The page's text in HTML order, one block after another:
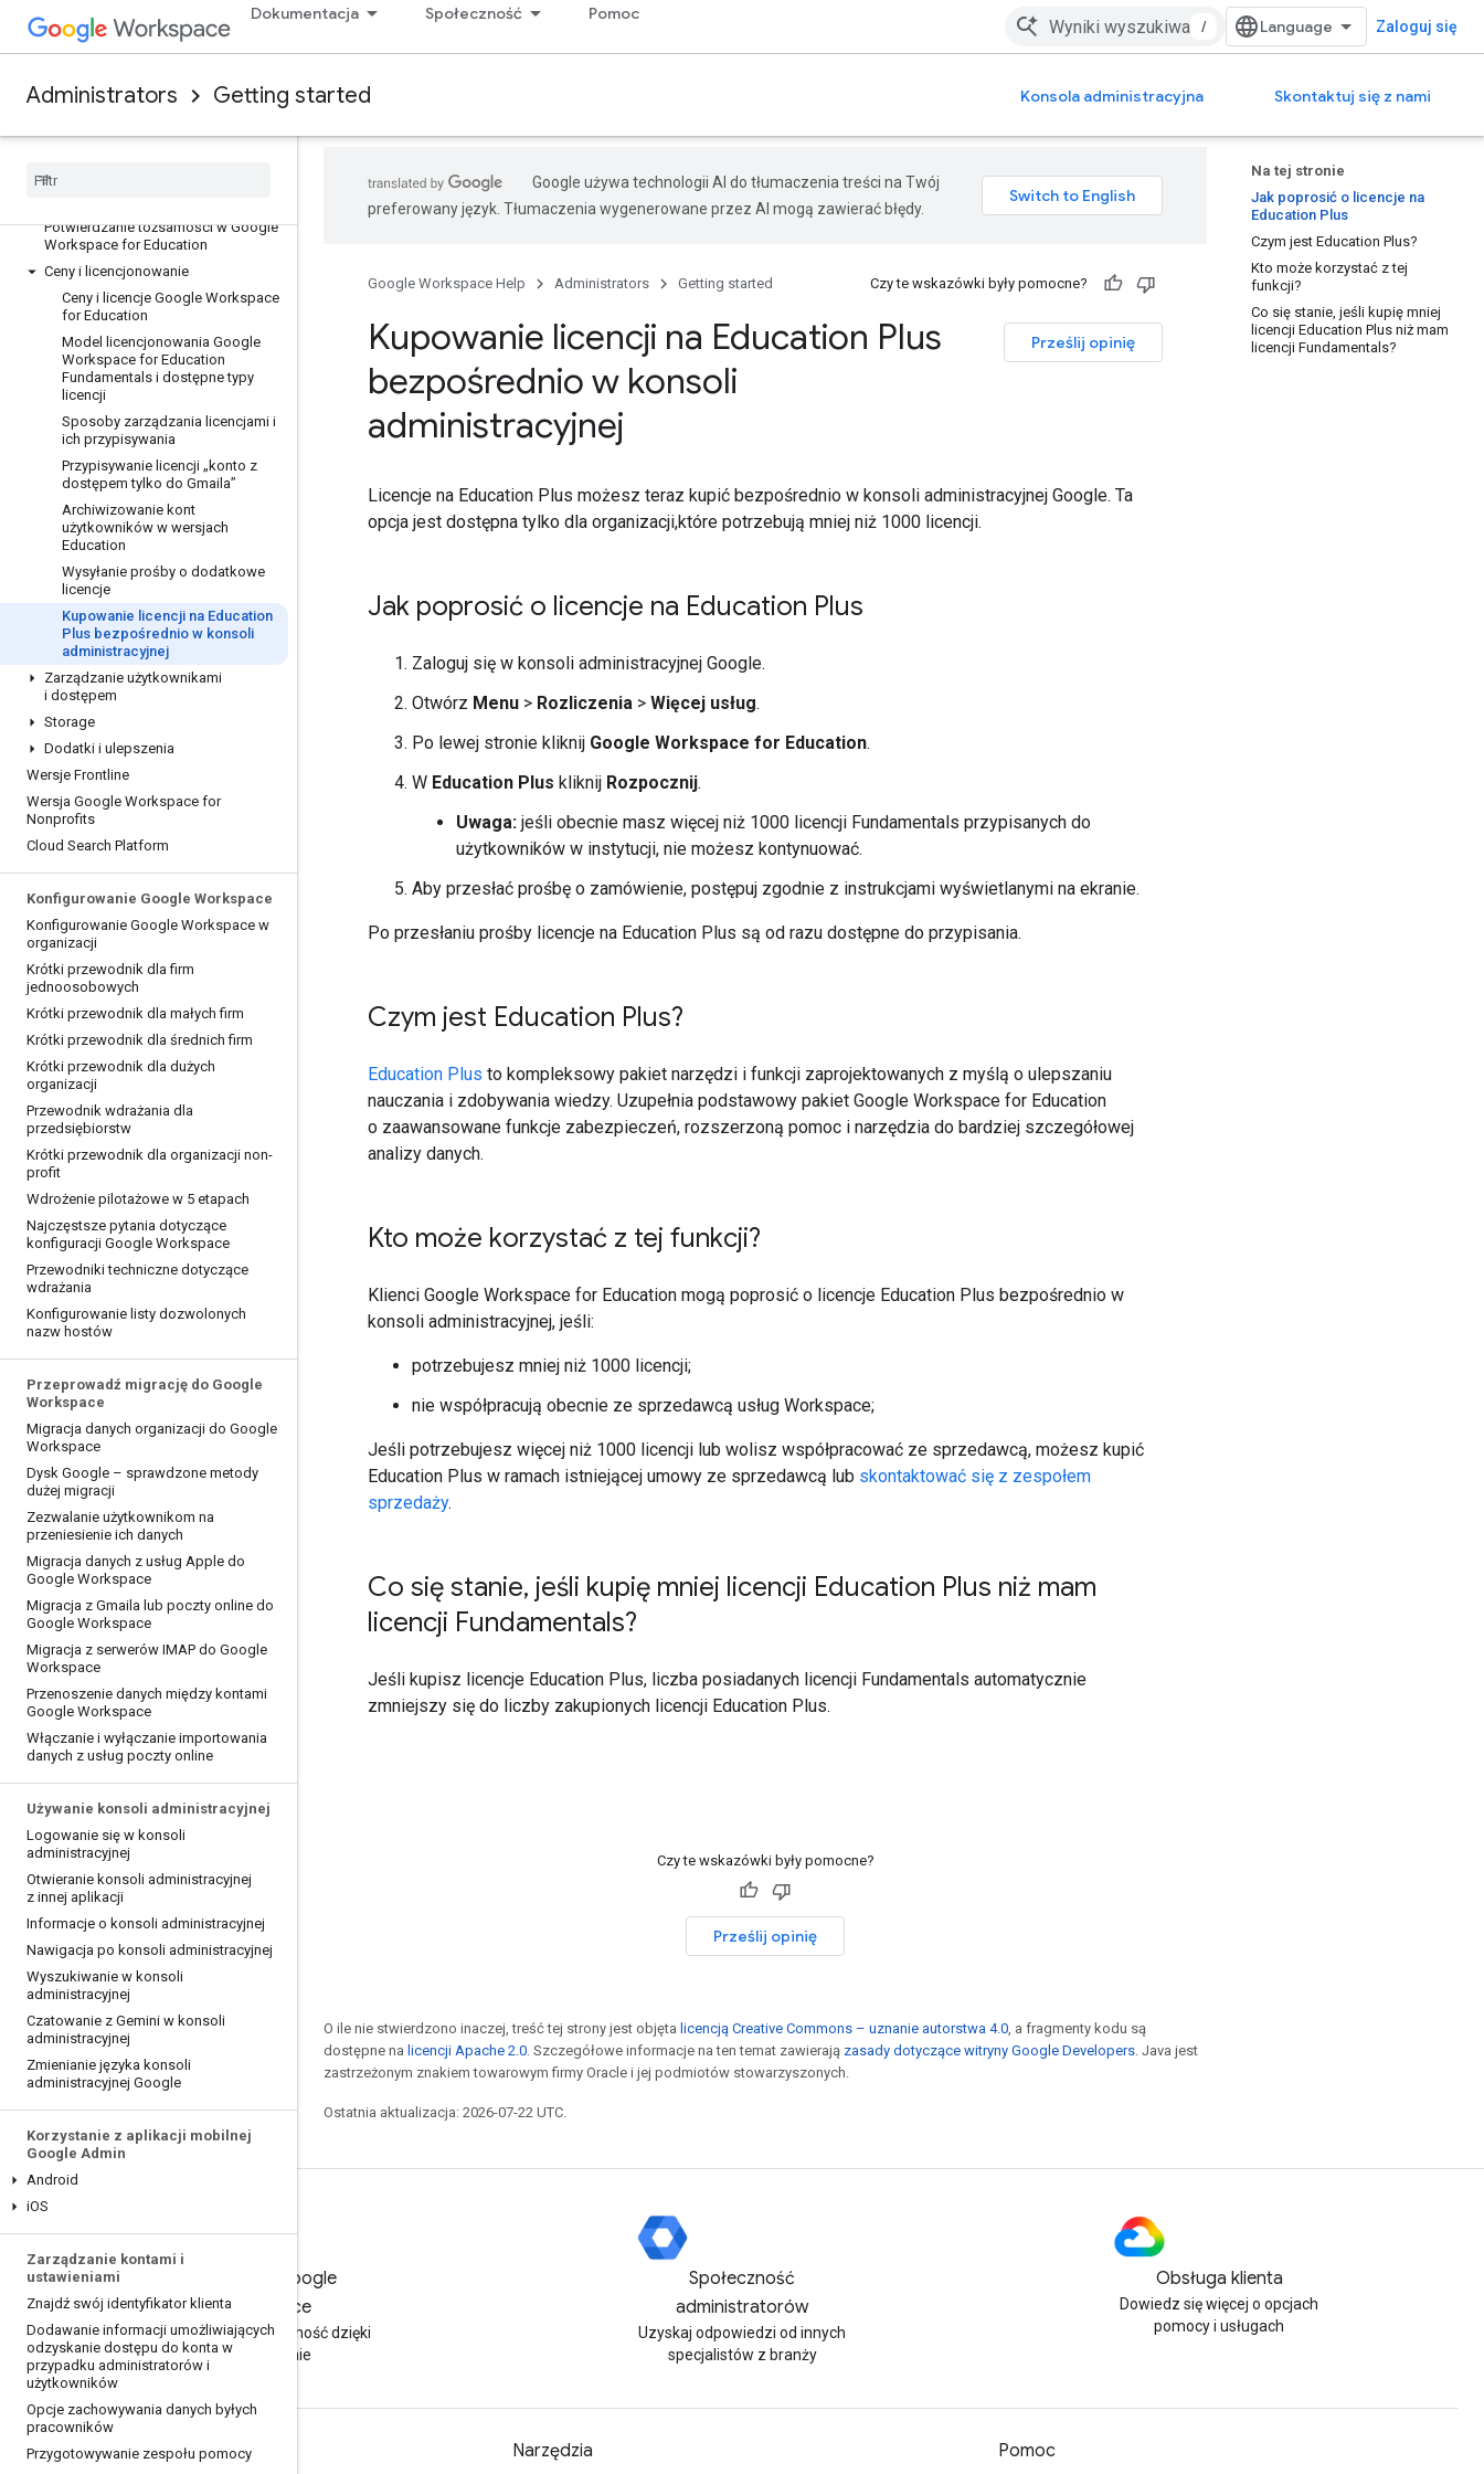
Dokumentacja Społeczność Pomoc
/ Zaloguj się
Administrators Getting started Konsola administracyjna Skontaktuj się z nami
Najczęstsze pytania dotyczące
Google Workspace for Education
użytkowników Google Workspace
Tworzenie domeny testowej
Wybieranie typu organizacji dla
Potwierdzanie tożsamości w Google
Workspace for Education
Ceny i licencjonowanie
Ceny i licencje Google Workspace
for Education
Model licencjonowania Google
Workspace for Education
Fundamentals i dostępne typy
licencji
Sposoby zarządzania licencjami i
ich przypisywania
Przypisywanie licencji „konto z
dostępem tylko do Gmaila”
Archiwizowanie kont
użytkowników w wersjach
Education
Wysyłanie prośby o dodatkowe
licencje
Kupowanie licencji na Education
Plus bezpośrednio w konsoli
administracyjnej
Zarządzanie użytkownikami
i dostępem
Storage
Dodatki i ulepszenia
Wersje Frontline
Wersja Google Workspace for
Nonprofits
Cloud Search Platform
Konfigurowanie Google Workspace
Konfigurowanie Google Workspace w
organizacji
Krótki przewodnik dla firm
jednoosobowych
Krótki przewodnik dla małych firm
Krótki przewodnik dla średnich firm
Krótki przewodnik dla dużych
organizacji
Przewodnik wdrażania dla
przedsiębiorstw
Krótki przewodnik dla organizacji non-
profit
Wdrożenie pilotażowe w 5 etapach
Najczęstsze pytania dotyczące
konfiguracji Google Workspace
Przewodniki techniczne dotyczące
wdrażania
Konfigurowanie listy dozwolonych
nazw hostów
Przeprowadź migrację do Google
Workspace
Migracja danych organizacji do Google
Workspace
Dysk Google – sprawdzone metody
dużej migracji
Zezwalanie użytkownikom na
przeniesienie ich danych
Migracja danych z usług Apple do
Google Workspace
Migracja z Gmaila lub poczty online do
Google Workspace
Migracja z serwerów IMAP do Google
Workspace
Przenoszenie danych między kontami
Google Workspace
Włączanie i wyłączanie importowania
danych z usług poczty online
Używanie konsoli administracyjnej
Logowanie się w konsoli
administracyjnej
Otwieranie konsoli administracyjnej
z innej aplikacji
Informacje o konsoli administracyjnej
Nawigacja po konsoli administracyjnej
Wyszukiwanie w konsoli
administracyjnej
Czatowanie z Gemini w konsoli
administracyjnej
Zmienianie języka konsoli
administracyjnej Google
Korzystanie z aplikacji mobilnej
Google Admin
Android
iOS
Zarządzanie kontami i
ustawieniami
Znajdź swój identyfikator klienta
Dodawanie informacji umożliwiających
odzyskanie dostępu do konta w
przypadku administratorów i
użytkowników
Opcje zachowywania danych byłych
pracowników
Przygotowywanie zespołu pomocy
Na tej stronie
Jak poprosić o licencje na
Education Plus
Czym jest Education Plus?
Kto może korzystać z tej
funkcji?
Co się stanie, jeśli kupię mniej
licencji Education Plus niż mam
licencji Fundamentals?
Google używa technologii AI do tłumaczenia treści na Twój
preferowany język. Tłumaczenia wygenerowane przez AI mogą zawierać błędy.
Google Workspace Help Administrators Getting started Czy te wskazówki były pomocne?
Prześlij opinię
Kupowanie licencji na Education Plus
bezpośrednio w konsoli
administracyjnej
Licencje na Education Plus możesz teraz kupić bezpośrednio w konsoli administracyjnej Google. Ta
opcja jest dostępna tylko dla organizacji,które potrzebują mniej niż 1000 licencji.
Jak poprosić o licencje na Education Plus
Zaloguj się w konsoli administracyjnej Google.
Otwórz Menu > Rozliczenia > Więcej usług.
Po lewej stronie kliknij Google Workspace for Education.
W Education Plus kliknij Rozpocznij.
Uwaga: jeśli obecnie masz więcej niż 1000 licencji Fundamentals przypisanych do
użytkowników w instytucji, nie możesz kontynuować.
Aby przesłać prośbę o zamówienie, postępuj zgodnie z instrukcjami wyświetlanymi na ekranie.
Po przesłaniu prośby licencje na Education Plus są od razu dostępne do przypisania.
Czym jest Education Plus?
Education Plus to kompleksowy pakiet narzędzi i funkcji zaprojektowanych z myślą o ulepszaniu
nauczania i zdobywania wiedzy. Uzupełnia podstawowy pakiet Google Workspace for Education
o zaawansowane funkcje zabezpieczeń, rozszerzoną pomoc i narzędzia do bardziej szczegółowej
analizy danych.
Kto może korzystać z tej funkcji?
Klienci Google Workspace for Education mogą poprosić o licencje Education Plus bezpośrednio w
konsoli administracyjnej, jeśli:
potrzebujesz mniej niż 1000 licencji;
nie współpracują obecnie ze sprzedawcą usług Workspace;
Jeśli potrzebujesz więcej niż 1000 licencji lub wolisz współpracować ze sprzedawcą, możesz kupić
Education Plus w ramach istniejącej umowy ze sprzedawcą lub skontaktować się z zespołem
sprzedaży.
Co się stanie, jeśli kupię mniej licencji Education Plus niż mam
licencji Fundamentals?
Jeśli kupisz licencje Education Plus, liczba posiadanych licencji Fundamentals automatycznie
zmniejszy się do liczby zakupionych licencji Education Plus.
Czy te wskazówki były pomocne?
Prześlij opinię
O ile nie stwierdzono inaczej, treść tej strony jest objęta licencją Creative Commons – uznanie autorstwa 4.0, a fragmenty kodu są
dostępne na licencji Apache 2.0. Szczegółowe informacje na ten temat zawierają zasady dotyczące witryny Google Developers. Java jest
zastrzeżonym znakiem towarowym firmy Oracle i jej podmiotów stowarzyszonych.
Ostatnia aktualizacja: 2026-07-22 UTC.
Wypróbuj Google
Workspace
Zwiększ produktywność dzięki
AI bezpłatnie
Społeczność
administratorów
Uzyskaj odpowiedzi od innych
specjalistów z branży
Obsługa klienta
Dowiedz się więcej o opcjach
pomocy i usługach
Dokumentacja i szkolenia Narzędzia Pomoc